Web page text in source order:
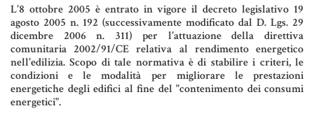
Donazioni, Trust, Tutela del
Patrimonio
DONAZIONI
L'8 ottobre 2005 è entrato in vigore il decreto legislativo 19
agosto 2005 n. 192 (successivamente modificato dal D. Lgs. 29
dicembre 2006 n. 311) per l'attuazione della direttiva
comunitaria 2002/91/CE relativa al rendimento energetico
nell'edilizia. Scopo di tale normativa è di stabilire i criteri, le
condizioni e le modalità per migliorare le prestazioni
energetiche degli edifici al fine del "contenimento dei consumi
energetici".